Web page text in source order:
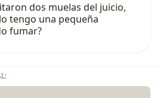
dos muelas del juicio,
tengo una pequeña
fumar?